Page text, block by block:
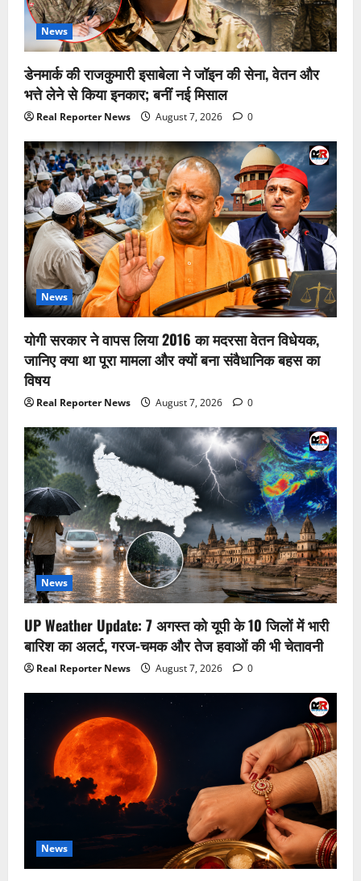
News
डेनमार्क की राजकुमारी इसाबेला ने जॉइन की सेना, वेतन और
भत्ते लेने से किया इनकार; बनीं नई मिसाल
Real Reporter News August 7, 2026 0
News
योगी सरकार ने वापस लिया 2016 का मदरसा वेतन विधेयक,
जानिए क्या था पूरा मामला और क्यों बना संवैधानिक बहस का
विषय
Real Reporter News August 7, 2026 0
News
UP Weather Update: 7 अगस्त को यूपी के 10 जिलों में भारी
बारिश का अलर्ट, गरज-चमक और तेज हवाओं की भी चेतावनी
Real Reporter News August 7, 2026 0
News